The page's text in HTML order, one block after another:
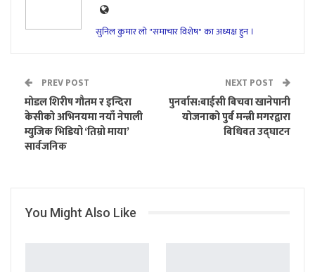
सुनिल कुमार लो "समाचार विशेष" का अध्यक्ष हुन ।
PREV POST
मोडल शिरीष गौतम र इन्दिरा
केसीको अभिनयमा नयाँ नेपाली
म्युजिक भिडियो ‘तिम्रो माया’
सार्वजनिक
NEXT POST
पुनर्वास:बाईसी बिचवा खानेपानी
योजनाको पुर्व मन्त्री मगरद्वारा
बिधिवत उद्घाटन
You Might Also Like